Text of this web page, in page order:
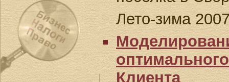
Лето-зима
Клиента